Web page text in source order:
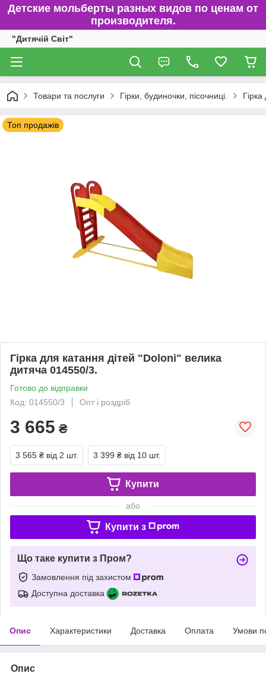
Детские мольберты разных видов по ценам от
производителя.
"Дитячій Світ"
Товари та послуги Гірки, будиночки, пісочниці.
Топ продажів
Гірка для катання дітей "Doloni" велика
дитяча 014550/3.
Готово до відправки
Код: 014550/3
Опт і роздріб
3 665 ₴
3 565 ₴ від 2 шт. 3 399 ₴ від 10 шт.
Купити
або
Купити з
Що таке купити з Пром?
Замовлення під захистом
Доступна доставка
Опис Характеристики Доставка Оплата Умови
Опис